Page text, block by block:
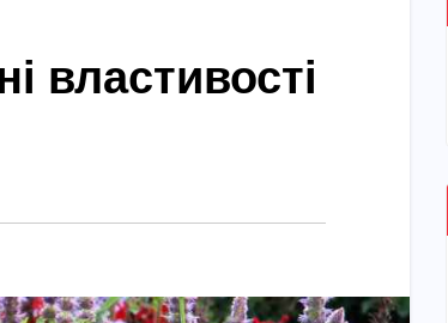
властивості